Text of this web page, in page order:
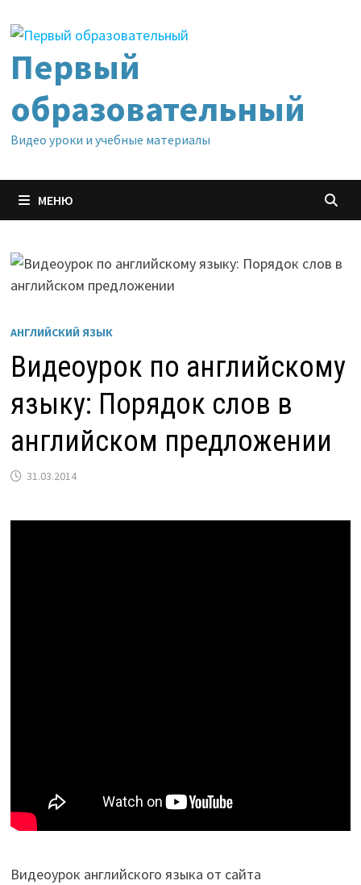
содержимому
Первый
образовательный
Видео уроки и учебные материалы
МЕНЮ
АНГЛИЙСКИЙ ЯЗЫК
Видеоурок по английскому
языку: Порядок слов в
английском предложении
31.03.2014
Видеоурок английского языка от сайта